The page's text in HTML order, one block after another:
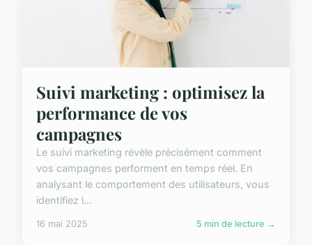
Suivi marketing : optimisez la
performance de vos
campagnes
Le suivi marketing révèle précisément comment
vos campagnes performent en temps réel. En
analysant le comportement des utilisateurs, vous
identifiez l...
16 mai 2025 5 min de lecture →